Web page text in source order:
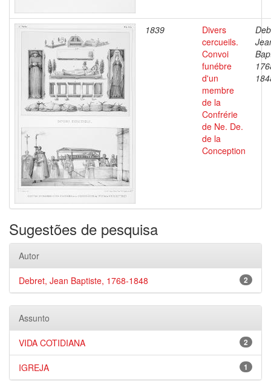
1839
Divers
cercueils.
Convoi
funébre
d'un
membre
de la
Confrérie
de Ne. De.
de la
Conception
Sugestões de pesquisa
Autor
2
Debret, Jean Baptiste, 1768-1848
Assunto
2
VIDA COTIDIANA
1
IGREJA